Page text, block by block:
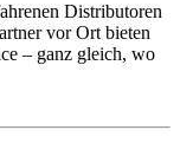
Distributoren
vor Ort bieten
– ganz gleich, wo